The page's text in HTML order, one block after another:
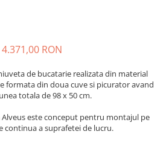
4.371,00 RON
de bucatarie realizata din material
formata din doua cuve si picurator avand
totala de 98 x 50 cm.
este conceput pentru montajul pe
continua a suprafetei de lucru.